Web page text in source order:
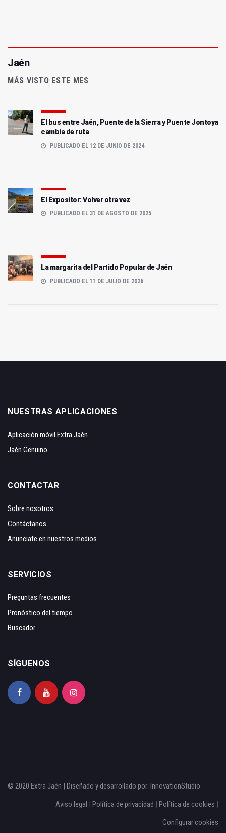
Jaén
MÁS VISTO ESTE MES
El bus entre Jaén, Puente de la Sierra y Puente Jontoya
cambia de ruta
PUBLICADO EL 12 DE JUNIO DE 2024
El Expositor: Volver otra vez
PUBLICADO EL 31 DE AGOSTO DE 2025
La margarita del Partido Popular de Jaén
PUBLICADO EL 11 DE JULIO DE 2026
NUESTRAS APLICACIONES
Aplicación móvil Extra Jaén
Jaén Genuino
CONTACTAR
Sobre nosotros
Contáctanos
Anunciate en nuestros medios
SERVICIOS
Preguntas frecuentes
Pronóstico del tiempo
Buscador
SÍGUENOS
© 2020 Extra Jaén | Diseñado y desarrollado por: InnovationStudio
Aviso legal | Política de privacidad | Política de cookies |
Configurar cookies